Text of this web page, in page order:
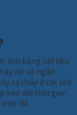
làm bằng vật liệu
nổ và ngăn
ra cháy ở các tòa
kéo dài thời gian
để.